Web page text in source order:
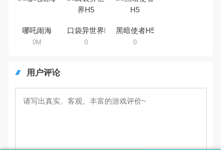
哪吒闹海
0M
口袋异世界H5
0
黑暗使者H5
0
用户评论